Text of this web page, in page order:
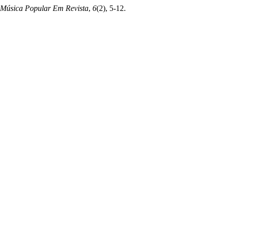
Música Popular Em Revista, 6(2), 5-12.